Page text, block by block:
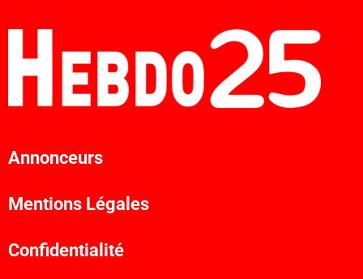
Annonceurs
Mentions Légales
Confidentialité